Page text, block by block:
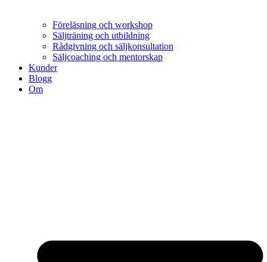
Föreläsning och workshop
Säljträning och utbildning
Rådgivning och säljkonsultation
Säljcoaching och mentorskap
Kunder
Blogg
Om